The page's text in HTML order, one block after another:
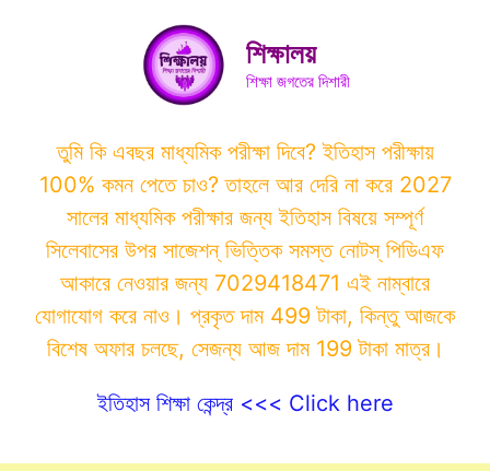
শিক্ষালয়
শিক্ষা জগতের দিশারী
তুমি কি এবছর মাধ্যমিক পরীক্ষা দিবে? ইতিহাস পরীক্ষায়
100% কমন পেতে চাও? তাহলে আর দেরি না করে 2027
সালের মাধ্যমিক পরীক্ষার জন্য ইতিহাস বিষয়ে সম্পূর্ণ
সিলেবাসের উপর সাজেশন্ ভিত্তিক সমস্ত নোটস্ পিডিএফ
আকারে নেওয়ার জন্য 7029418471 এই নাম্বারে
যোগাযোগ করে নাও। প্রকৃত দাম 499 টাকা, কিন্তু আজকে
বিশেষ অফার চলছে, সেজন্য আজ দাম 199 টাকা মাত্র।
ইতিহাস শিক্ষা কেন্দ্র <<< Click here